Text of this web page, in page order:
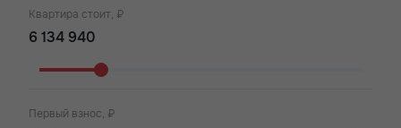
Квартира стоит, ₽
Первый взнос, ₽